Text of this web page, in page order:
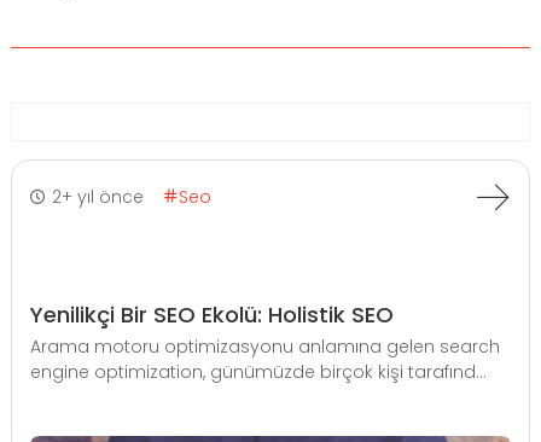
2+ yıl önce Seo
Yenilikçi Bir SEO Ekolü: Holistik SEO
Arama motoru optimizasyonu anlamına gelen search
engine optimization, günümüzde birçok kişi tarafınd...